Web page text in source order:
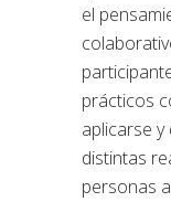
el
prácticos
aplicarse
distintas
personas